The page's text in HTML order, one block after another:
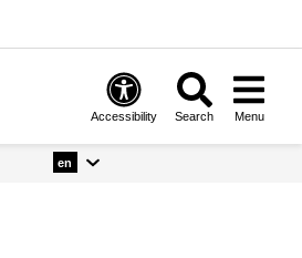
Accessibility Search Menu
en